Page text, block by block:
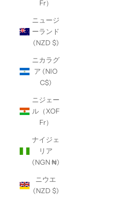
Fr）
ニュージ
ーランド
(NZD $)
ニカラグ
ア (NIO
C$)
ニジェー
ル（XOF
Fr）
ナイジェ
リア
(NGN ₦)
ニウエ
(NZD $)